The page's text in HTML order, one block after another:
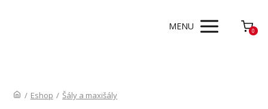
MENU 0
/ Eshop / Šály a maxišály